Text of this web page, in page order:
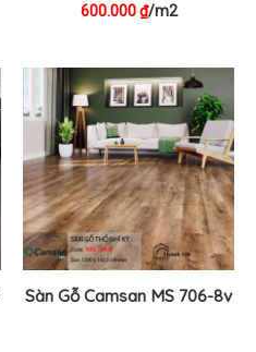
600.000₫/m2
Sàn Gỗ Camsan MS 706-8v